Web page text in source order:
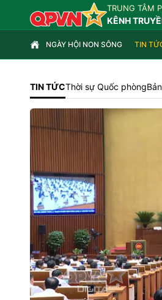
TRUNG TÂM
KÊNH
NGÀY HỘI NON SÔNG TIN
TIN TỨCThời sự Quốc phòng